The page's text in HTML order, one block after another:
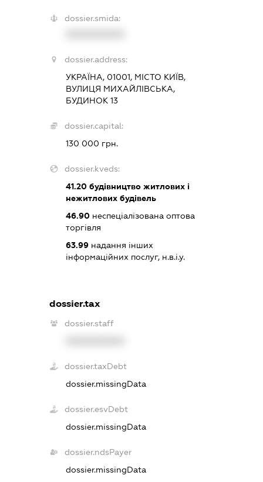
dossier.smida:
dossier.address:
УКРАЇНА, 01001, МІСТО КИЇВ,
ВУЛИЦЯ МИХАЙЛІВСЬКА,
БУДИНОК 13
dossier.capital:
130 000 грн.
dossier.kveds:
41.20 будівництво житлових і
нежитлових будівель
46.90 неспеціалізована оптова
торгівля
63.99 надання інших
інформаційних послуг, н.в.і.у.
dossier.tax
dossier.staff
dossier.taxDebt
dossier.missingData
dossier.esvDebt
dossier.missingData
dossier.ndsPayer
dossier.missingData